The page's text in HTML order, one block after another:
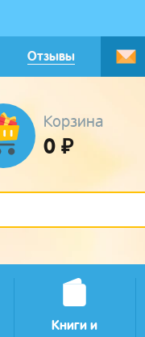
Отзывы
Корзина
0 ₽
Книги и